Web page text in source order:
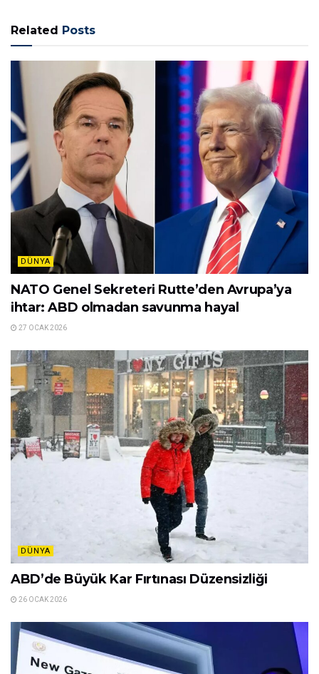
Related Posts
DÜNYA
NATO Genel Sekreteri Rutte’den Avrupa’ya
ihtar: ABD olmadan savunma hayal
27 OCAK 2026
DÜNYA
ABD’de Büyük Kar Fırtınası Düzensizliği
26 OCAK 2026